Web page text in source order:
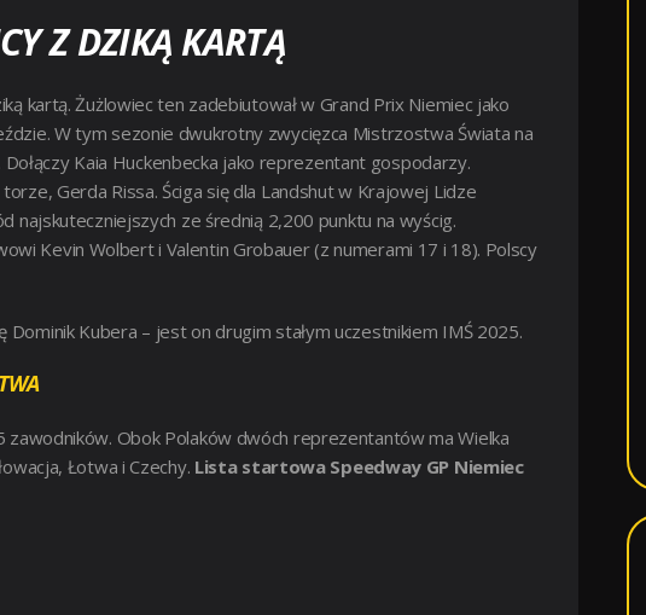
Z DZIKĄ KARTĄ
kartą. Żużlowiec ten zadebiutował w Grand Prix Niemiec jako
W tym sezonie dwukrotny zwycięzca Mistrzostwa Świata na
Kaia Huckenbecka jako reprezentant gospodarzy.
Gerda Rissa. Ściga się dla Landshut w Krajowej Lidze
ze średnią 2,200 punktu na wyścig.
Kevin Wolbert i Valentin Grobauer (z numerami 17 i 18). Polscy
Kubera – jest on drugim stałym uczestnikiem IMŚ 2025.
zawodników. Obok Polaków dwóch reprezentantów ma Wielka
Łotwa i Czechy. Lista startowa Speedway GP Niemiec